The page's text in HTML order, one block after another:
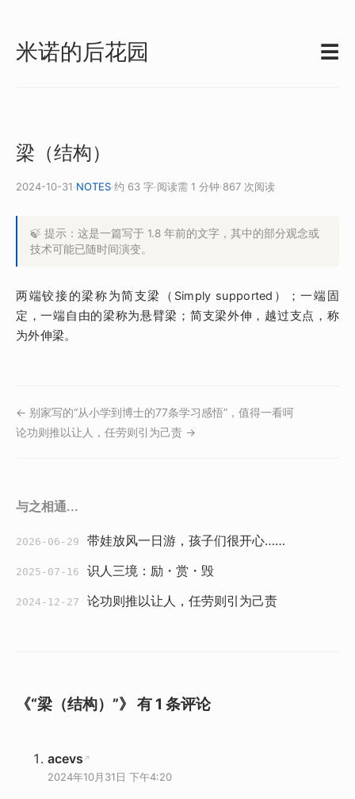
米诺的后花园 ☰
梁（结构）
2024-10-31·NOTES·约 63 字·阅读需 1 分钟·867 次阅读
🍃 提示：这是一篇写于 1.8 年前的文字，其中的部分观念或
技术可能已随时间演变。
两端铰接的梁称为简支梁（Simply supported）；一端固
定，一端自由的梁称为悬臂梁；简支梁外伸，越过支点，称
为外伸梁。
← 别家写的“从小学到博士的77条学习感悟”，值得一看呵
论功则推以让人，任劳则引为己责 →
与之相通...
2026-06-29 带娃放风一日游，孩子们很开心……
2025-07-16 识人三境：励・赏・毁
2024-12-27 论功则推以让人，任劳则引为己责
《“梁（结构）”》 有 1 条评论
acevs
2024年10月31日 下午4:20